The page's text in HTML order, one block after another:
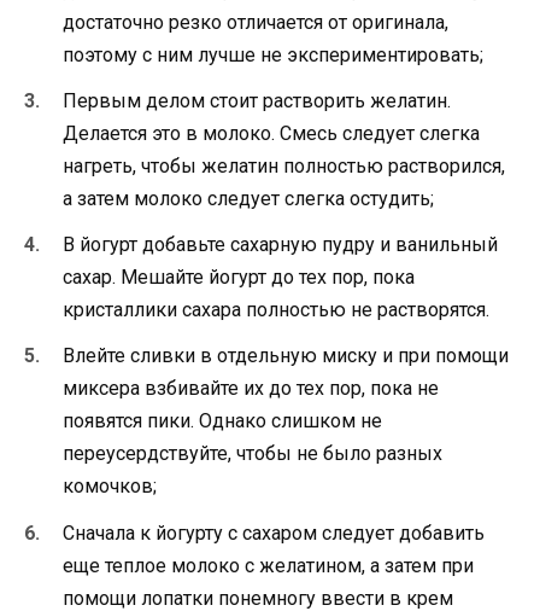
достаточно резко отличается от оригинала,
поэтому с ним лучше не экспериментировать;
Первым делом стоит растворить желатин.
Делается это в молоко. Смесь следует слегка
нагреть, чтобы желатин полностью растворился,
а затем молоко следует слегка остудить;
В йогурт добавьте сахарную пудру и ванильный
сахар. Мешайте йогурт до тех пор, пока
кристаллики сахара полностью не растворятся.
Влейте сливки в отдельную миску и при помощи
миксера взбивайте их до тех пор, пока не
появятся пики. Однако слишком не
переусердствуйте, чтобы не было разных
комочков;
Сначала к йогурту с сахаром следует добавить
еще теплое молоко с желатином, а затем при
помощи лопатки понемногу ввести в крем